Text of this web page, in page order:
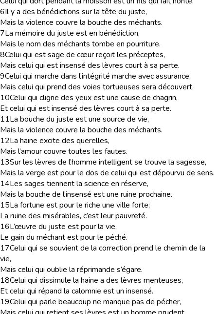
6Il y a des bénédictions sur la tête du juste,
Mais la violence couvre la bouche des méchants.
7La mémoire du juste est en bénédiction,
Mais le nom des méchants tombe en pourriture.
8Celui qui est sage de cœur reçoit les préceptes,
Mais celui qui est insensé des lèvres court à sa perte.
9Celui qui marche dans l’intégrité marche avec assurance,
Mais celui qui prend des voies tortueuses sera découvert.
10Celui qui cligne des yeux est une cause de chagrin,
Et celui qui est insensé des lèvres court à sa perte.
11La bouche du juste est une source de vie,
Mais la violence couvre la bouche des méchants.
12La haine excite des querelles,
Mais l’amour couvre toutes les fautes.
13Sur les lèvres de l’homme intelligent se trouve la sagesse,
Mais la verge est pour le dos de celui qui est dépourvu de sens.
14Les sages tiennent la science en réserve,
Mais la bouche de l’insensé est une ruine prochaine.
15La fortune est pour le riche une ville forte;
La ruine des misérables, c’est leur pauvreté.
16L’œuvre du juste est pour la vie,
Le gain du méchant est pour le péché.
17Celui qui se souvient de la correction prend le chemin de la
vie,
Mais celui qui oublie la réprimande s’égare.
18Celui qui dissimule la haine a des lèvres menteuses,
Et celui qui répand la calomnie est un insensé.
19Celui qui parle beaucoup ne manque pas de pécher,